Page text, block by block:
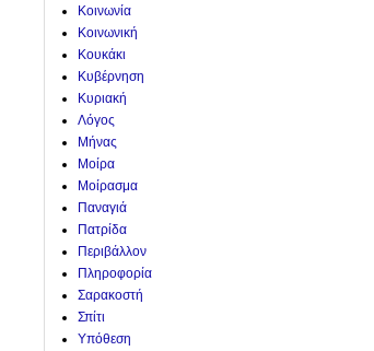
Κοινωνία
Κοινωνική
Κουκάκι
Κυβέρνηση
Κυριακή
Λόγος
Μήνας
Μοίρα
Μοίρασμα
Παναγιά
Πατρίδα
Περιβάλλον
Πληροφορία
Σαρακοστή
Σπίτι
Υπόθεση